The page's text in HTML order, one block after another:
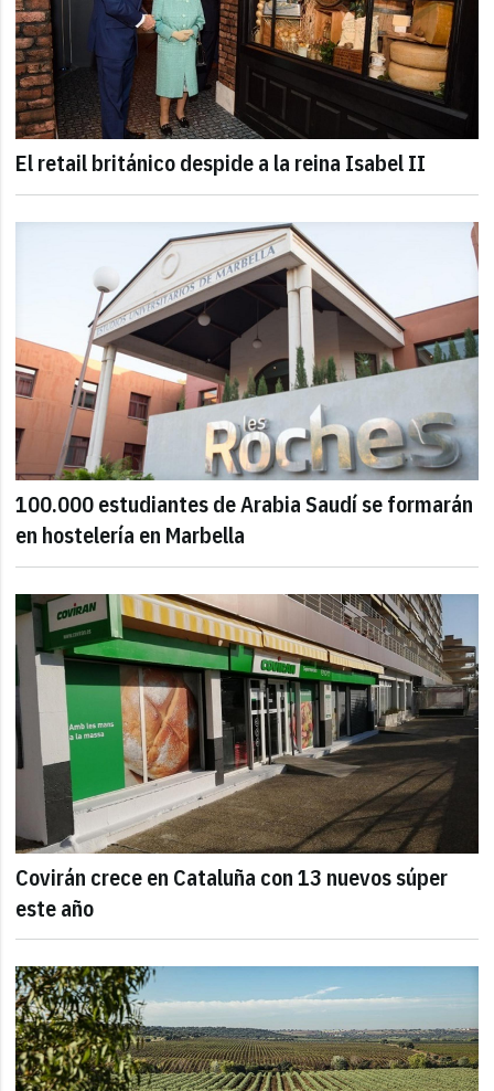
El retail británico despide a la reina Isabel II
100.000 estudiantes de Arabia Saudí se formarán
en hostelería en Marbella
Covirán crece en Cataluña con 13 nuevos súper
este año